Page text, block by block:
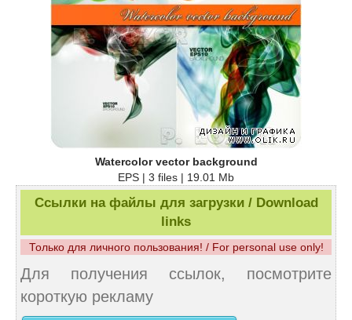
Watercolor vector background
EPS | 3 files | 19.01 Mb
Ссылки на файлы для загрузки / Download
links
Только для личного пользования! / For personal use only!
Для получения ссылок, посмотрите
короткую рекламу